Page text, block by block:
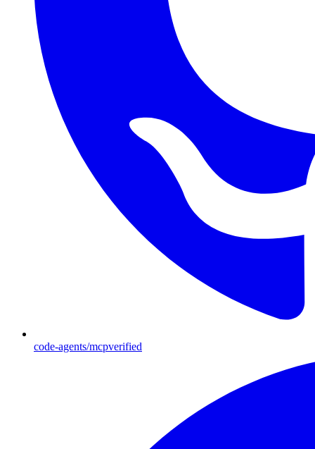
code-agents/mcpverified